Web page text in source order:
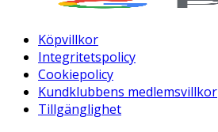
Köpvillkor
Integritetspolicy
Cookiepolicy
Kundklubbens medlemsvillkor
Tillgänglighet